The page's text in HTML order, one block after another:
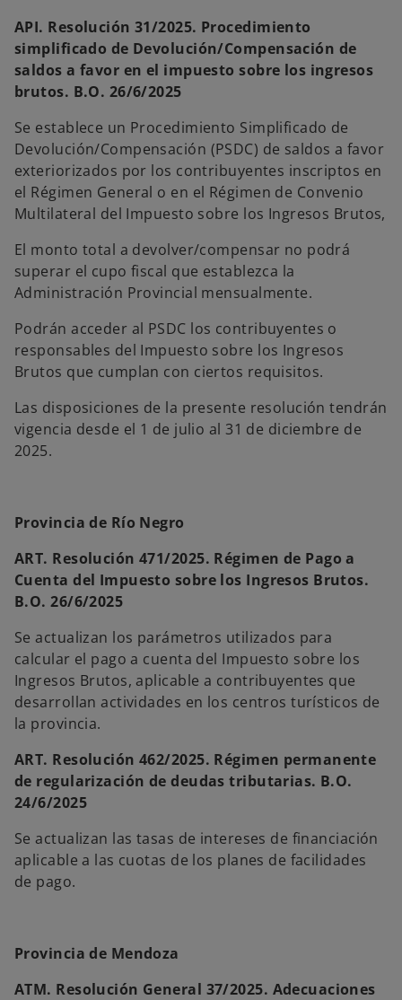
API. Resolución 31/2025. Procedimiento
simplificado de Devolución/Compensación de
saldos a favor en el impuesto sobre los ingresos
brutos. B.O. 26/6/2025
Se establece un Procedimiento Simplificado de
Devolución/Compensación (PSDC) de saldos a favor
exteriorizados por los contribuyentes inscriptos en
el Régimen General o en el Régimen de Convenio
Multilateral del Impuesto sobre los Ingresos Brutos,
El monto total a devolver/compensar no podrá
superar el cupo fiscal que establezca la
Administración Provincial mensualmente.
Podrán acceder al PSDC los contribuyentes o
responsables del Impuesto sobre los Ingresos
Brutos que cumplan con ciertos requisitos.
Las disposiciones de la presente resolución tendrán
vigencia desde el 1 de julio al 31 de diciembre de
2025.
Provincia de Río Negro
ART. Resolución 471/2025. Régimen de Pago a
Cuenta del Impuesto sobre los Ingresos Brutos.
B.O. 26/6/2025
Se actualizan los parámetros utilizados para
calcular el pago a cuenta del Impuesto sobre los
Ingresos Brutos, aplicable a contribuyentes que
desarrollan actividades en los centros turísticos de
la provincia.
ART. Resolución 462/2025. Régimen permanente
de regularización de deudas tributarias. B.O.
24/6/2025
Se actualizan las tasas de intereses de financiación
aplicable a las cuotas de los planes de facilidades
de pago.
Provincia de Mendoza
ATM. Resolución General 37/2025. Adecuaciones